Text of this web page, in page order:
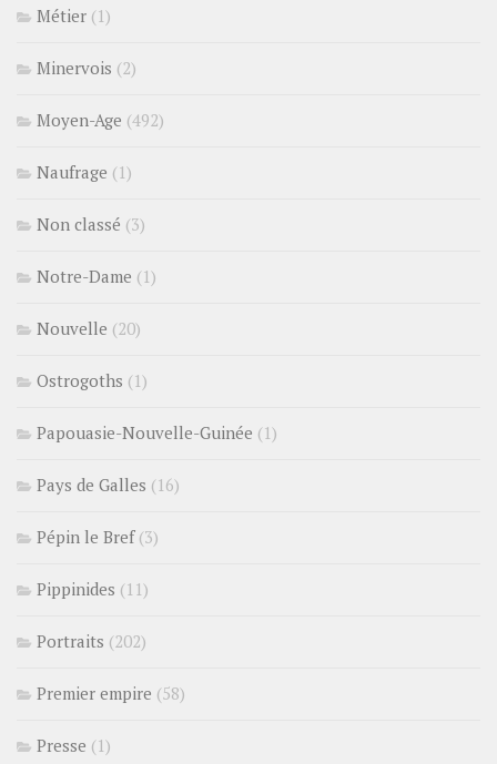
Métier (1)
Minervois (2)
Moyen-Age (492)
Naufrage (1)
Non classé (3)
Notre-Dame (1)
Nouvelle (20)
Ostrogoths (1)
Papouasie-Nouvelle-Guinée (1)
Pays de Galles (16)
Pépin le Bref(3)
Pippinides (11)
Portraits (202)
Premier empire (58)
Presse (1)